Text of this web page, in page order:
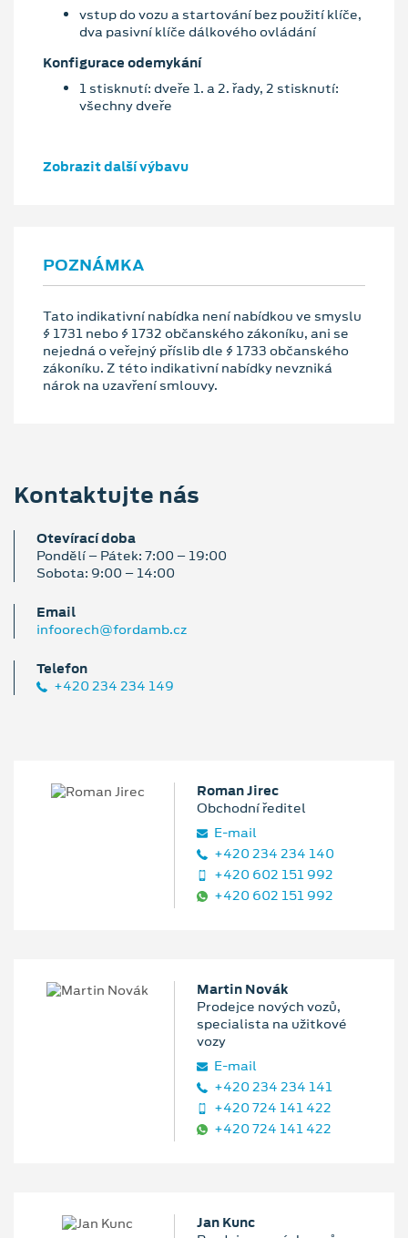
vstup do vozu a startování bez použití klíče,
dva pasivní klíče dálkového ovládání
Konfigurace odemykání
1 stisknutí: dveře 1. a 2. řady, 2 stisknutí:
všechny dveře
Zobrazit další výbavu
POZNÁMKA
Tato indikativní nabídka není nabídkou ve smyslu
§ 1731 nebo § 1732 občanského zákoníku, ani se
nejedná o veřejný příslib dle § 1733 občanského
zákoníku. Z této indikativní nabídky nevzniká
nárok na uzavření smlouvy.
Kontaktujte nás
Otevírací doba
Pondělí – Pátek: 7:00 – 19:00
Sobota: 9:00 – 14:00
Email
infoorech@fordamb.cz
Telefon
+420 234 234 149
Roman Jirec
Obchodní ředitel
E‑mail
+420 234 234 140
+420 602 151 992
+420 602 151 992
Martin Novák
Prodejce nových vozů,
specialista na užitkové
vozy
E‑mail
+420 234 234 141
+420 724 141 422
+420 724 141 422
Jan Kunc